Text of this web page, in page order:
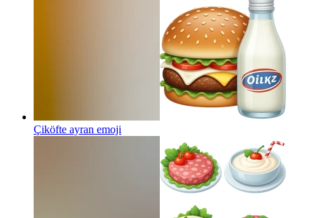
Çiköfte ayran emoji